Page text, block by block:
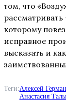
том, что
которому
исправное
высказать и
Теги:Алексей
Анастасия